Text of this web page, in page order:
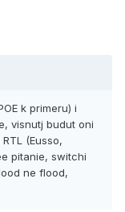
k primeru) i
visnutj budut oni
(Eusso,
pitanie, switchi
ne flood,